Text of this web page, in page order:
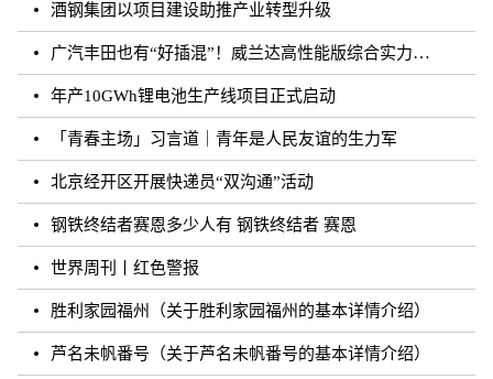
酒钢集团以项目建设助推产业转型升级
广汽丰田也有“好插混”！威兰达高性能版综合实力强劲
年产10GWh锂电池生产线项目正式启动
「青春主场」习言道｜青年是人民友谊的生力军
北京经开区开展快递员“双沟通”活动
钢铁终结者赛恩多少人有 钢铁终结者 赛恩
世界周刊丨红色警报
胜利家园福州（关于胜利家园福州的基本详情介绍）
芦名未帆番号（关于芦名未帆番号的基本详情介绍）